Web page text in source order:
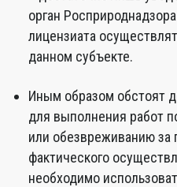
орган
лицензиата
данном субъекте.
Иным образом обстоят
для выполнения работ
или обезвреживанию за
фактического
необходимо